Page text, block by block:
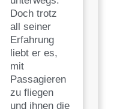
Doch trotz
all seiner
Erfahrung
liebt er es,
mit
Passagieren
zu fliegen
und ihnen die